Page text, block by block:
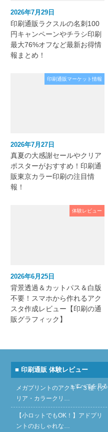
2026年7月29日
印刷通販ラクスルの名刺100
円キャンペーンやチラシ印刷
最大76%オフなど最新お得情
報まとめ！
印刷通販マーケット情報
2026年7月27日
真夏の大感謝セールやクリア
ポスターがおすすめ！印刷通
販東京カラー印刷の注目情
報！
体験レビュー
2026年6月25日
背景透過＆カットパス＆白版
不要！スマホから作れるアク
スタ作成レビュー【印刷の通
販グラフィック】
■ 印刷通販 体験レビュー
» すべてを見る
メガプリントのアクキー３種（ク
リア・カラークリ…
【小ロットでもOK！】アドプリ
ントのおしゃれな…